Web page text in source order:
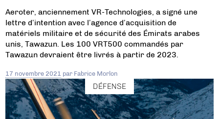
Aeroter, anciennement VR-Technologies, a signé une
lettre d’intention avec l’agence d’acquisition de
matériels militaire et de sécurité des Émirats arabes
unis, Tawazun. Les 100 VRT500 commandés par
Tawazun devraient être livrés à partir de 2023.
17 novembre 2021 par Fabrice Morlon
DÉFENSE